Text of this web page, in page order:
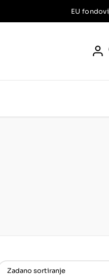
EU fondovi